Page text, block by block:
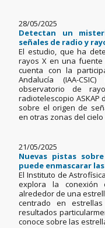
28/05/2025
Detectan un
señales de radio y
El estudio, que ha
rayos X en una
cuenta con la
Andalucía (IAA-
observatorio de
radiotelescopio ASKAP
sobre el origen de
en otras zonas del cielo
21/05/2025
Nuevas pistas
puede enmascarar
El Instituto de
explora la
alrededor de una
centrado en
resultados
conoce sobre las